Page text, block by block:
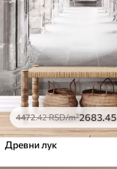
4472.42RSD/m²2683.45
Древни лук